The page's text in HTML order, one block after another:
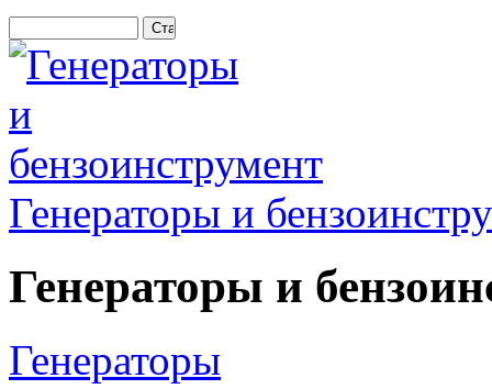
Генераторы и
Генераторы и
Генераторы